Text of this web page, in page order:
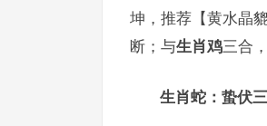
坤，推荐【黄水晶
断；与生肖鸡三合
生肖蛇：蛰伏